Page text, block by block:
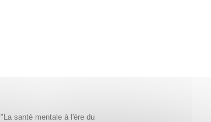
santé mentale à l'ère du